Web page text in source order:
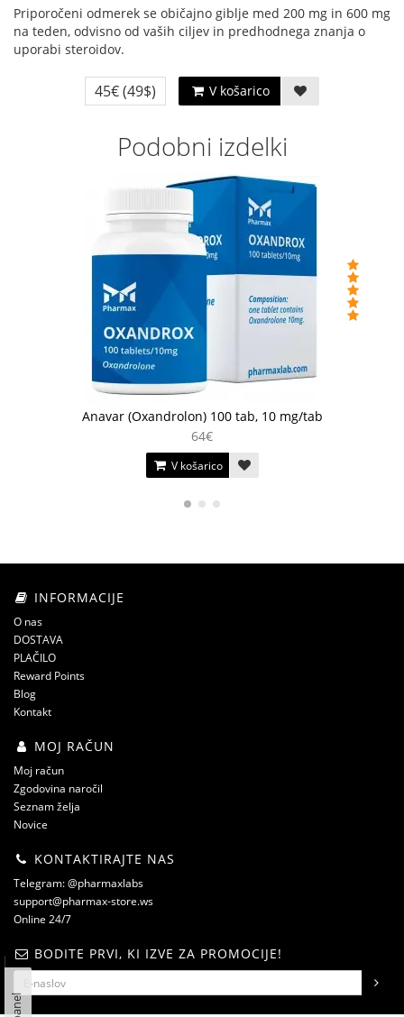
Priporočeni odmerek se običajno giblje med 200 mg in 600 mg
na teden, odvisno od vaših ciljev in predhodnega znanja o
uporabi steroidov.
45€(49$) V košarico
Podobni izdelki
Anavar (Oxandrolon) 100 tab, 10 mg/tab
64€
V košarico
INFORMACIJE
O nas
DOSTAVA
PLAČILO
Reward Points
Blog
Kontakt
MOJ RAČUN
Moj račun
Zgodovina naročil
Seznam želja
Novice
KONTAKTIRAJTE NAS
Telegram: @pharmaxlabs
support@pharmax-store.ws
Online 24/7
BODITE PRVI, KI IZVE ZA PROMOCIJE!